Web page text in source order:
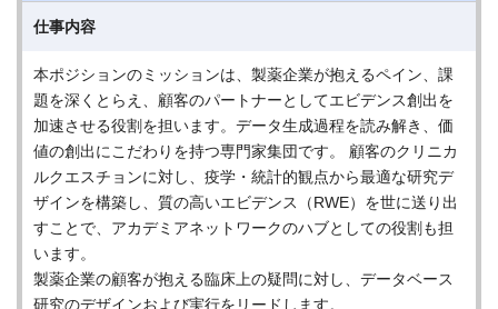
仕事内容
本ポジションのミッションは、製薬企業が抱えるペイン、課
題を深くとらえ、顧客のパートナーとしてエビデンス創出を
加速させる役割を担います。データ生成過程を読み解き、価
値の創出にこだわりを持つ専門家集団です。 顧客のクリニカ
ルクエスチョンに対し、疫学・統計的観点から最適な研究デ
ザインを構築し、質の高いエビデンス（RWE）を世に送り出
すことで、アカデミアネットワークのハブとしての役割も担
います。
製薬企業の顧客が抱える臨床上の疑問に対し、データベース
研究のデザインおよび実行をリードします。